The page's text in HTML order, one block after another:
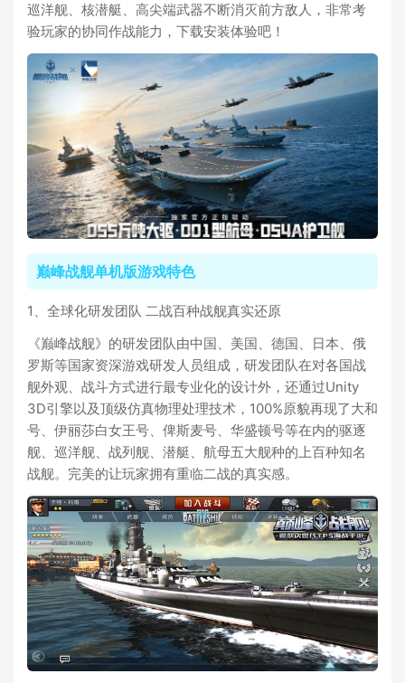
巡洋舰、核潜艇、高尖端武器不断消灭前方敌人，非常考
验玩家的协同作战能力，下载安装体验吧！
巅峰战舰单机版游戏特色
1、全球化研发团队 二战百种战舰真实还原
《巅峰战舰》的研发团队由中国、美国、德国、日本、俄
罗斯等国家资深游戏研发人员组成，研发团队在对各国战
舰外观、战斗方式进行最专业化的设计外，还通过Unity
3D引擎以及顶级仿真物理处理技术，100%原貌再现了大和
号、伊丽莎白女王号、俾斯麦号、华盛顿号等在内的驱逐
舰、巡洋舰、战列舰、潜艇、航母五大舰种的上百种知名
战舰。完美的让玩家拥有重临二战的真实感。